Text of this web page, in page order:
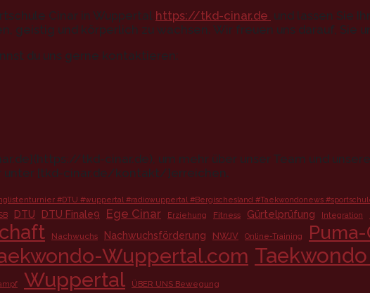
Cinar in Wuppertal https://tkd-cinar.de und lassen Sie
geistig und körperlich zu wachsen. Wir freuen uns darauf, Sie
du uns gerne kontaktieren:
tkd-cinar.de), um mehr über unser Team und
unter [tkd-cinar.de/kontakt/]erreichen.
#DTU #wuppertal #radiowuppertal #Bergischesland #Taekwondonews
DTU DTU Finale9 Ege Cinar Erziehung Fitness Gürtelprüfung Integration
Nachwuchs Nachwuchsförderung NWJV Online-Training
Wuppertal.com
Wuppertal ÜBER UNS Bewegung